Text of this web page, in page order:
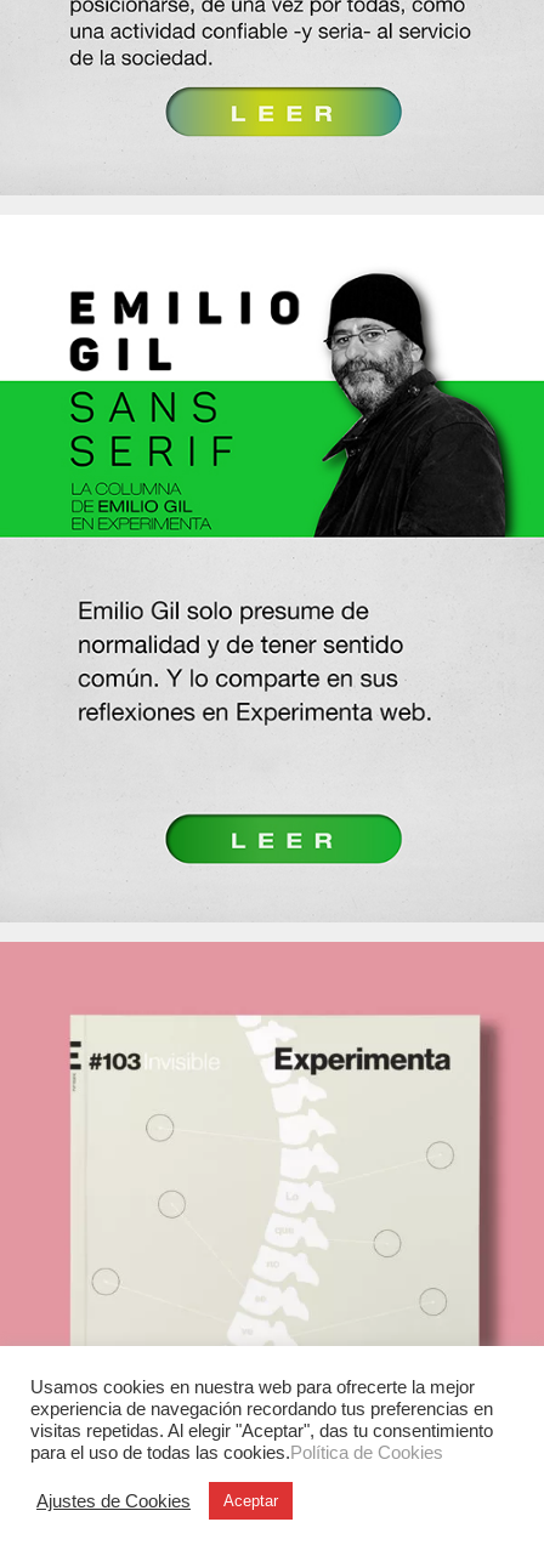
Usamos cookies en nuestra web para ofrecerte la mejor
experiencia de navegación recordando tus preferencias en
visitas repetidas. Al elegir "Aceptar", das tu consentimiento
para el uso de todas las cookies.Política de Cookies
Ajustes de Cookies Aceptar